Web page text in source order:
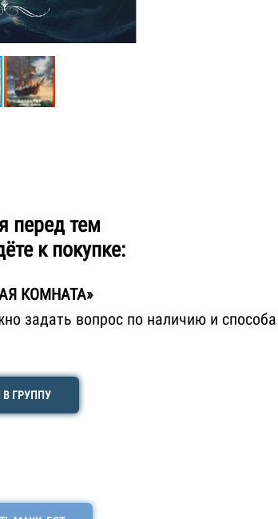
перед тем
к покупке:
КОМНАТА»
задать вопрос по наличию и способа
В ГРУППУ